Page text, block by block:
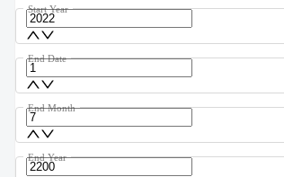
Start Year
End Date
End Month
End Year